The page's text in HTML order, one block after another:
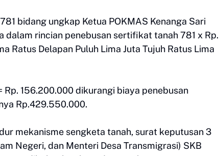
bidang ungkap Ketua POKMAS Kenanga Sari
rincian penebusan sertifikat tanah 781 x Rp.
Ratus Delapan Puluh Lima Juta Tujuh Ratus Lima
156.200.000 dikurangi biaya penebusan
Rp.429.550.000.
mekanisme sengketa tanah, surat keputusan 3
Negeri, dan Menteri Desa Transmigrasi) SKB